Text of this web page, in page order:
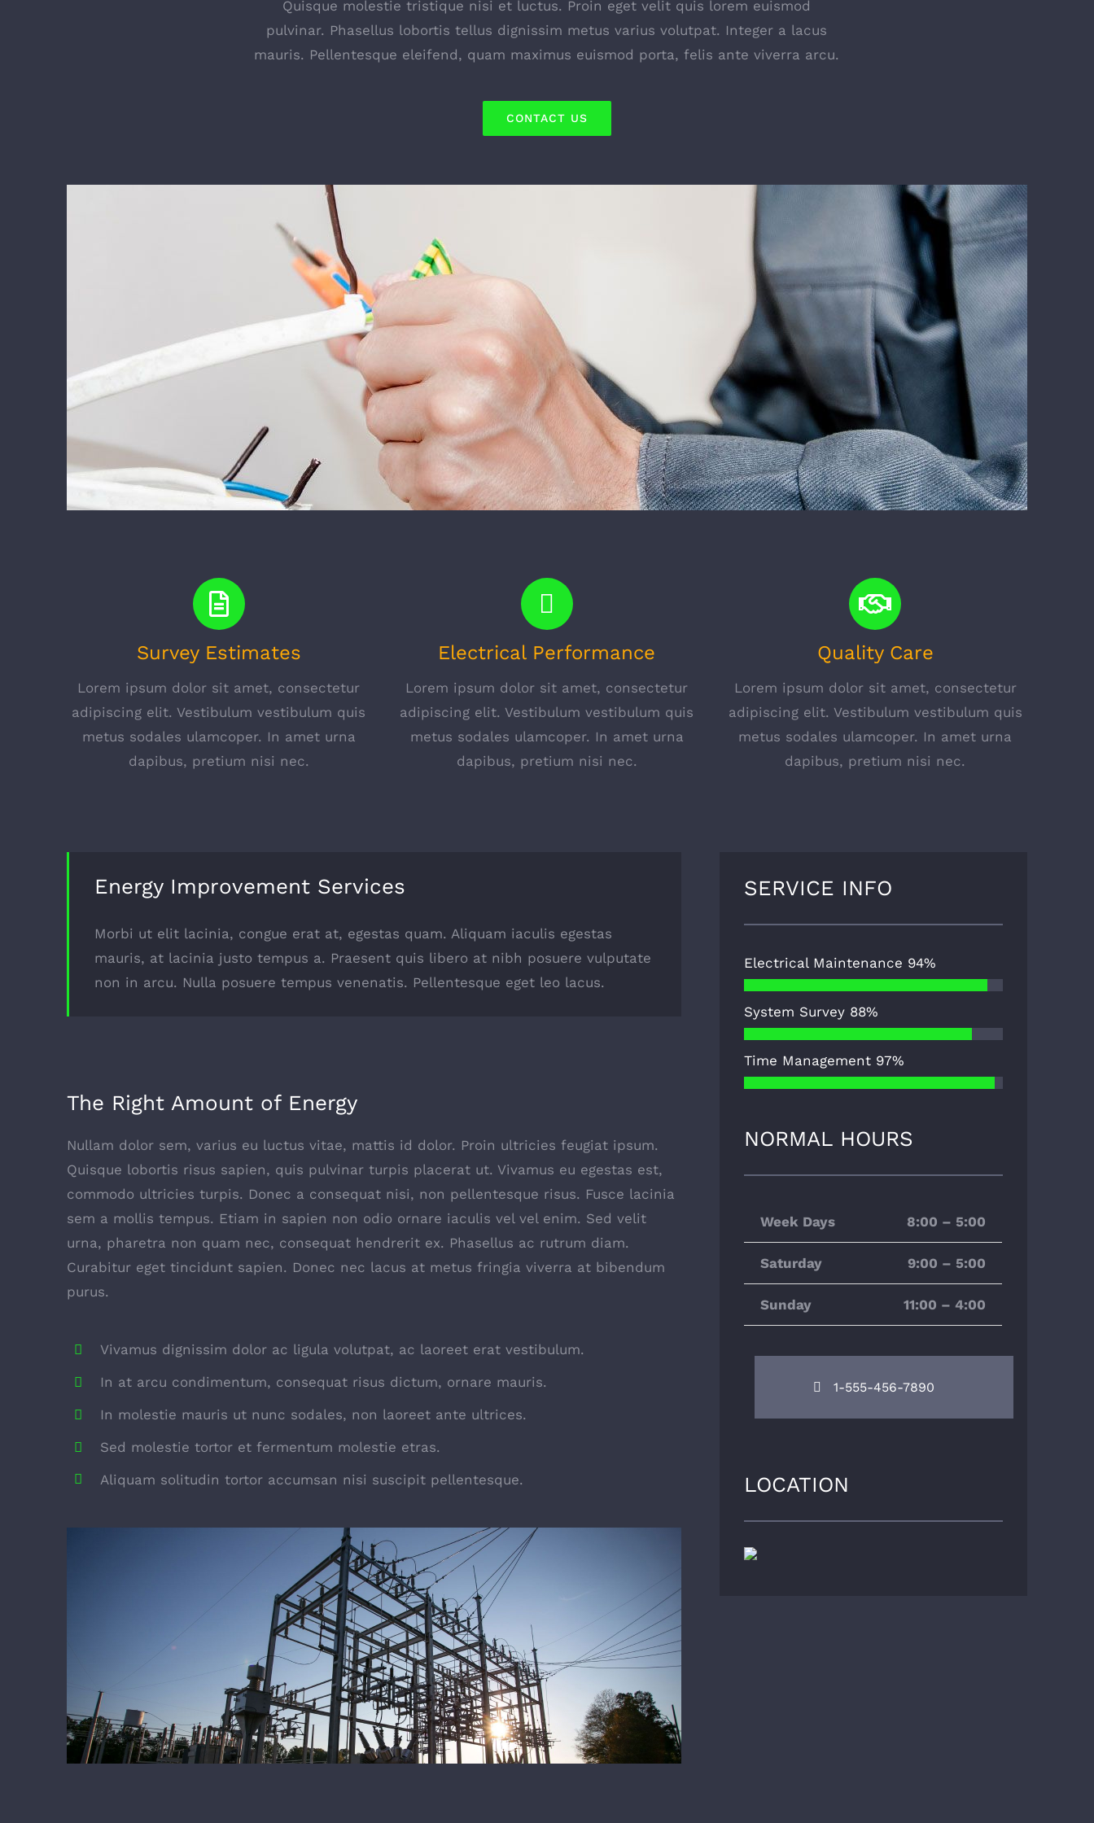
Quisque molestie tristique nisi et luctus. Proin eget velit quis lorem euismod
pulvinar. Phasellus lobortis tellus dignissim metus varius volutpat. Integer a lacus
mauris. Pellentesque eleifend, quam maximus euismod porta, felis ante viverra arcu.
CONTACT US
Survey Estimates
Lorem ipsum dolor sit amet, consectetur
adipiscing elit. Vestibulum vestibulum quis
metus sodales ulamcoper. In amet urna
dapibus, pretium nisi nec.
Electrical Performance
Lorem ipsum dolor sit amet, consectetur
adipiscing elit. Vestibulum vestibulum quis
metus sodales ulamcoper. In amet urna
dapibus, pretium nisi nec.
Quality Care
Lorem ipsum dolor sit amet, consectetur
adipiscing elit. Vestibulum vestibulum quis
metus sodales ulamcoper. In amet urna
dapibus, pretium nisi nec.
Energy Improvement Services
Morbi ut elit lacinia, congue erat at, egestas quam. Aliquam iaculis egestas
mauris, at lacinia justo tempus a. Praesent quis libero at nibh posuere vulputate
non in arcu. Nulla posuere tempus venenatis. Pellentesque eget leo lacus.
The Right Amount of Energy
Nullam dolor sem, varius eu luctus vitae, mattis id dolor. Proin ultricies feugiat ipsum.
Quisque lobortis risus sapien, quis pulvinar turpis placerat ut. Vivamus eu egestas est,
commodo ultricies turpis. Donec a consequat nisi, non pellentesque risus. Fusce lacinia
sem a mollis tempus. Etiam in sapien non odio ornare iaculis vel vel enim. Sed velit
urna, pharetra non quam nec, consequat hendrerit ex. Phasellus ac rutrum diam.
Curabitur eget tincidunt sapien. Donec nec lacus at metus fringia viverra at bibendum
purus.
Vivamus dignissim dolor ac ligula volutpat, ac laoreet erat vestibulum.
In at arcu condimentum, consequat risus dictum, ornare mauris.
In molestie mauris ut nunc sodales, non laoreet ante ultrices.
Sed molestie tortor et fermentum molestie etras.
Aliquam solitudin tortor accumsan nisi suscipit pellentesque.
SERVICE INFO
Electrical Maintenance 94%
System Survey 88%
Time Management 97%
NORMAL HOURS
Week Days 8:00 – 5:00
Saturday 9:00 – 5:00
Sunday 11:00 – 4:00
1-555-456-7890
LOCATION